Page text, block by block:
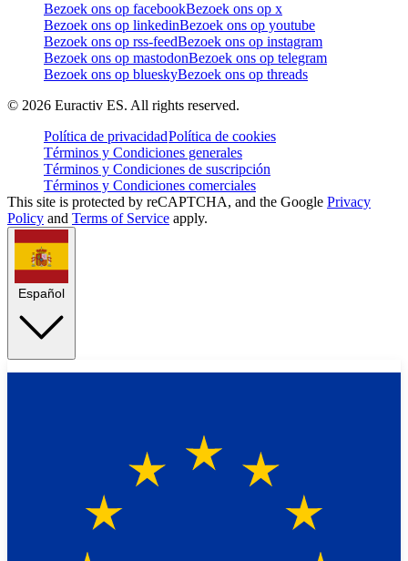
Bezoek ons op facebookBezoek ons op x
Bezoek ons op linkedinBezoek ons op youtube
Bezoek ons op rss-feedBezoek ons op instagram
Bezoek ons op mastodonBezoek ons op telegram
Bezoek ons op blueskyBezoek ons op threads
© 2026 Euractiv ES. All rights reserved.
Política de privacidadPolítica de cookies
Términos y Condiciones generales
Términos y Condiciones de suscripción
Términos y Condiciones comerciales
This site is protected by reCAPTCHA, and the Google Privacy
Policy and Terms of Service apply.
Español